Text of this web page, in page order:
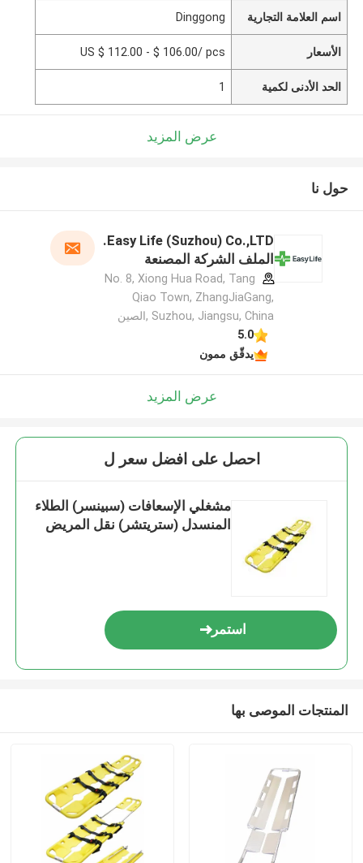
اسم العلامة التجارية Dinggong
الأسعار US $ 112.00 - $ 106.00/ pcs
الحد الأدنى لكمية 1
عرض المزيد
حول نا
Easy Life (Suzhou) Co.,LTD.
الملف الشركة المصنعة
No. 8, Xiong Hua Road, Tang
Qiao Town, ZhangJiaGang,
Suzhou, Jiangsu, China ,الصين
5.0
يدقّق ممون
عرض المزيد
احصل على افضل سعر ل
مشغلي الإسعافات (سبينسر) الطلاء
المنسدل (ستريتشر) نقل المريض
استمر
المنتجات الموصى بها